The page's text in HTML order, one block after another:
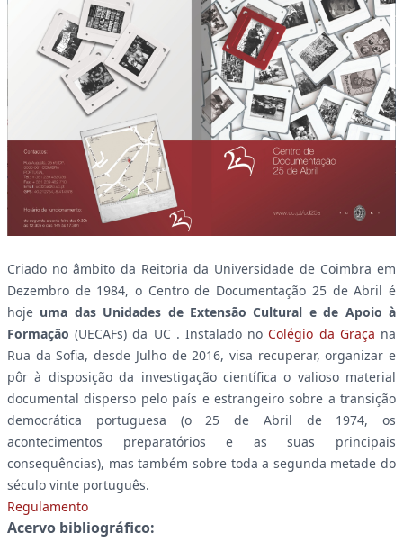
Criado no âmbito da Reitoria da Universidade de Coimbra em
Dezembro de 1984, o Centro de Documentação 25 de Abril é
hoje uma das Unidades de Extensão Cultural e de Apoio à
Formação (UECAFs) da UC . Instalado no Colégio da Graça na
Rua da Sofia, desde Julho de 2016, visa recuperar, organizar e
pôr à disposição da investigação científica o valioso material
documental disperso pelo país e estrangeiro sobre a transição
democrática portuguesa (o 25 de Abril de 1974, os
acontecimentos preparatórios e as suas principais
consequências), mas também sobre toda a segunda metade do
século vinte português.
Regulamento
Acervo bibliográfico: